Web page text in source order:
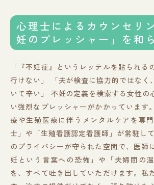
心理士によるカウンセリ
妊のプレッシャー」を和
「『不妊症』というレッテルを貼られる
行けない」 「夫が検査に協力的ではなく
いて辛い」 不妊の定義を検索する女性の
い強烈なプレッシャーがかかっています
療や生殖医療に伴うメンタルケアを専
士」や「生殖看護認定看護師」が常駐し
のプライバシーが守られた空間で、医師
妊という言葉への恐怖」や「夫婦間の
を、すべて吐き出していただけます。私